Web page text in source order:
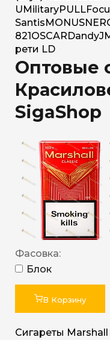
U MilitaryPULL
Santis MONUS
821 OSCAR Dandy
рети LD
Оптовые
SigaShop
Фасовка:
Блок
В Корзину
Сигареты Marshall